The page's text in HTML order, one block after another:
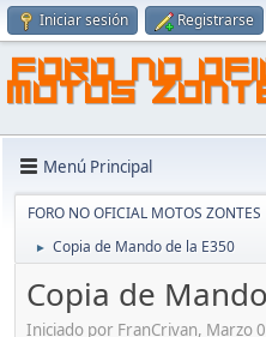
Iniciar sesión Registrarse
FORO NO
MOTOS
Menú Principal
FORO NO OFICIAL MOTOS ZONTES
► Copia de Mando de la E350
Copia de
Iniciado por FranCrivan, Marzo